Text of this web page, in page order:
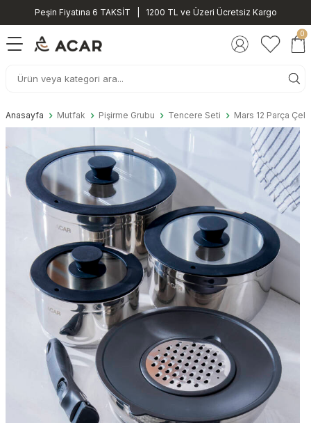
Peşin Fiyatına 6 TAKSİT | 1200 TL ve Üzeri Ücretsiz Kargo
0
Anasayfa Mutfak Pişirme Grubu Tencere Seti Mars 12 Parça